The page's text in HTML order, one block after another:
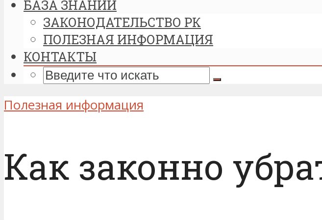
БАЗА ЗНАНИЙ
ЗАКОНОДАТЕЛЬСТВО РК
ПОЛЕЗНАЯ ИНФОРМАЦИЯ
КОНТАКТЫ
Полезная информация
Как законно